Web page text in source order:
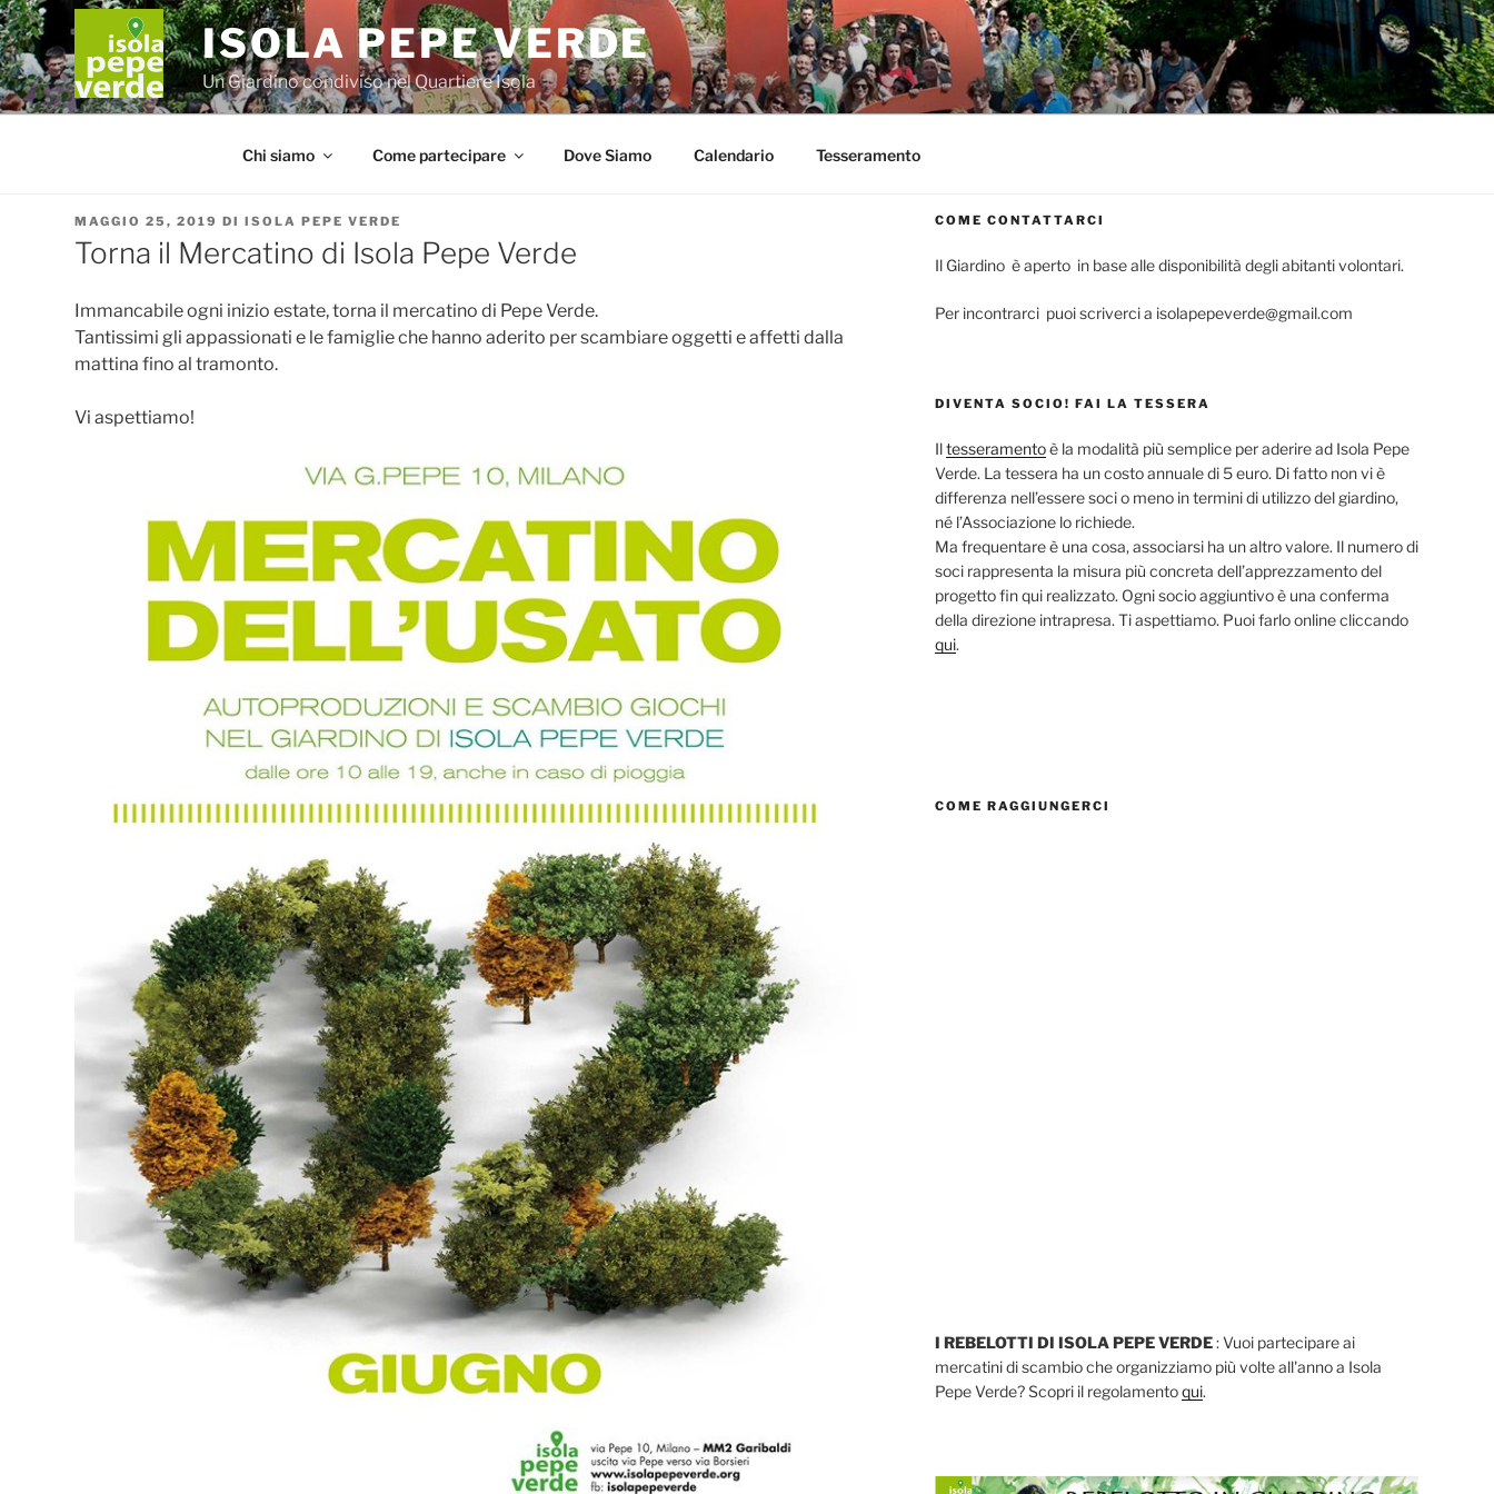
Salta
al
contenuto
ISOLA PEPE VERDE
Un Giardino condiviso nel Quartiere Isola
Chi siamo Come partecipare Dove Siamo Calendario Tesseramento
PUBBLICATO
IL
MAGGIO 25, 2019 DIISOLA PEPE VERDE
Torna il Mercatino di Isola Pepe Verde
Immancabile ogni inizio estate, torna il mercatino di Pepe Verde.
Tantissimi gli appassionati e le famiglie che hanno aderito per scambiare oggetti e affetti dalla
mattina fino al tramonto.
Vi aspettiamo!
COME CONTATTARCI
Il Giardino è aperto in base alle disponibilità degli abitanti volontari.
Per incontrarci puoi scriverci a isolapepeverde@gmail.com
DIVENTA SOCIO! FAI LA TESSERA
Iltesseramentoè la modalità più semplice per aderire ad Isola Pepe
Verde. La tessera ha un costo annuale di 5 euro. Di fatto non vi è
differenza nell’essere soci o meno in termini di utilizzo del giardino,
né l’Associazione lo richiede.
Ma frequentare è una cosa, associarsi ha un altro valore. Il numero di
soci rappresenta la misura più concreta dell’apprezzamento del
progetto fin qui realizzato. Ogni socio aggiuntivo è una conferma
della direzione intrapresa. Ti aspettiamo. Puoi farlo online cliccando
qui.
COME RAGGIUNGERCI
I REBELOTTI DI ISOLA PEPE VERDE: Vuoi partecipare ai
mercatini di scambio che organizziamo più volte all'anno a Isola
Pepe Verde? Scopri il regolamentoqui.